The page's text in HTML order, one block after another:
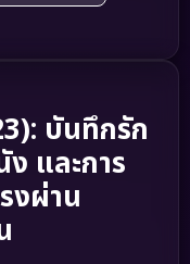
บันทึกรัก
และการ
งผ่าน